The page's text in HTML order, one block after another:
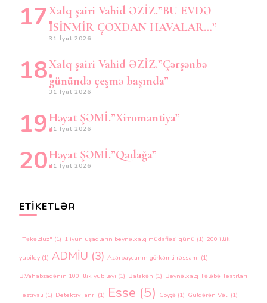
Xalq şairi Vahid ƏZİZ.”BU EVDƏ
İSİNMİR ÇOXDAN HAVALAR…”
31 İyul 2026
Xalq şairi Vahid ƏZİZ.”Çərşənbə
günündə çeşmə başında”
31 İyul 2026
Həyat ŞƏMİ.”Xiromantiya”
31 İyul 2026
Həyat ŞƏMİ.”Qadağa”
31 İyul 2026
ETIKETLƏR
"Təkəlduz" (1) 1 iyun uşaqların beynəlxalq müdafiəsi günü (1) 200 illik
yubiley (1) ADMİU (3) Azərbaycanın görkəmli rəssamı (1)
B.Vahabzadənin 100 illik yubileyi (1) Balakən (1) Beynəlxalq Tələbə Teatrları
Festivalı (1) Detektiv janrı (1) Esse (5) Göyçə (1) Güldərən Vəli (1)